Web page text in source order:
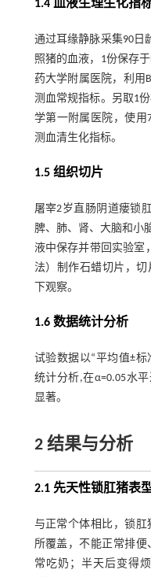
1.4 血液生理生化指
通过耳缘静脉采集90日
照猪的血液，1份保存于
药大学附属医院，利用
测血常规指标。另取1
学第一附属医院，使用
测血清生化指标。
1.5 组织切片
屠宰2岁直肠阴道瘘锁
脾、肺、肾、大脑和小
液中保存并带回实验室
法）制作石蜡切片，切
下观察。
1.6 数据统计分析
试验数据以“平均值±
统计分析,在α=0.05水
显著。
2 结果与分析
2.1 先天性锁肛猪表
与正常个体相比，锁
所覆盖，不能正常排
常吃奶；半天后变得